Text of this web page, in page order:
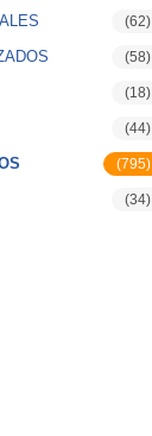
(62)
(58)
(18)
(44)
(795)
(34)